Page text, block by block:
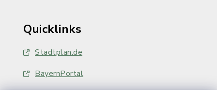
Quicklinks
Stadtplan.de
BayernPortal